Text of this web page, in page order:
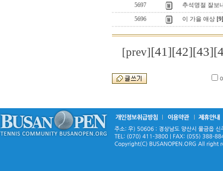
5697
추석명절 잘보
5696
이 가을 애상 [9]
[prev][41][42][43]